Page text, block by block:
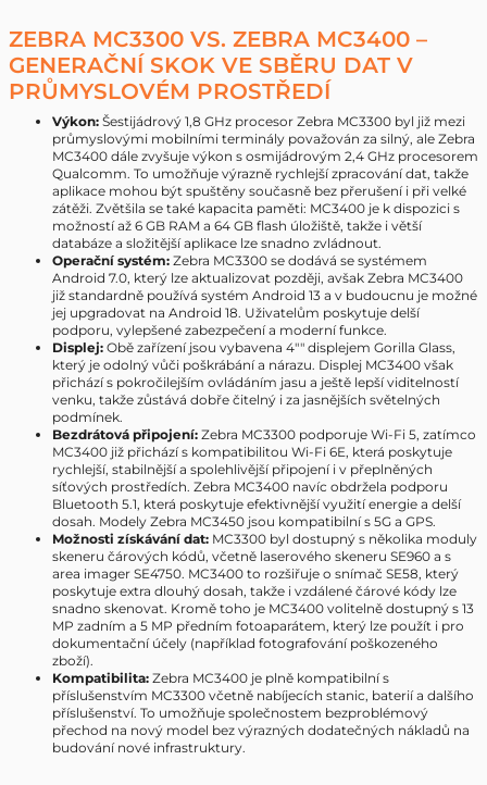
ZEBRA MC3300 VS. ZEBRA MC3400 –
GENERAČNÍ SKOK VE SBĚRU DAT V
PRŮMYSLOVÉM PROSTŘEDÍ
Výkon: Šestijádrový 1,8 GHz procesor Zebra MC3300 byl již mezi
průmyslovými mobilními terminály považován za silný, ale Zebra
MC3400 dále zvyšuje výkon s osmijádrovým 2,4 GHz procesorem
Qualcomm. To umožňuje výrazně rychlejší zpracování dat, takže
aplikace mohou být spuštěny současně bez přerušení i při velké
zátěži. Zvětšila se také kapacita paměti: MC3400 je k dispozici s
možností až 6 GB RAM a 64 GB flash úložiště, takže i větší
databáze a složitější aplikace lze snadno zvládnout.
Operační systém: Zebra MC3300 se dodává se systémem
Android 7.0, který lze aktualizovat později, avšak Zebra MC3400
již standardně používá systém Android 13 a v budoucnu je možné
jej upgradovat na Android 18. Uživatelům poskytuje delší
podporu, vylepšené zabezpečení a moderní funkce.
Displej: Obě zařízení jsou vybavena 4"" displejem Gorilla Glass,
který je odolný vůči poškrábání a nárazu. Displej MC3400 však
přichází s pokročilejším ovládáním jasu a ještě lepší viditelností
venku, takže zůstává dobře čitelný i za jasnějších světelných
podmínek.
Bezdrátová připojení: Zebra MC3300 podporuje Wi-Fi 5, zatímco
MC3400 již přichází s kompatibilitou Wi-Fi 6E, která poskytuje
rychlejší, stabilnější a spolehlivější připojení i v přeplněných
síťových prostředích. Zebra MC3400 navíc obdržela podporu
Bluetooth 5.1, která poskytuje efektivnější využití energie a delší
dosah. Modely Zebra MC3450 jsou kompatibilní s 5G a GPS.
Možnosti získávání dat: MC3300 byl dostupný s několika moduly
skeneru čárových kódů, včetně laserového skeneru SE960 a s
area imager SE4750. MC3400 to rozšiřuje o snímač SE58, který
poskytuje extra dlouhý dosah, takže i vzdálené čárové kódy lze
snadno skenovat. Kromě toho je MC3400 volitelně dostupný s 13
MP zadním a 5 MP předním fotoaparátem, který lze použít i pro
dokumentační účely (například fotografování poškozeného
zboží).
Kompatibilita: Zebra MC3400 je plně kompatibilní s
příslušenstvím MC3300 včetně nabíjecích stanic, baterií a dalšího
příslušenství. To umožňuje společnostem bezproblémový
přechod na nový model bez výrazných dodatečných nákladů na
budování nové infrastruktury.